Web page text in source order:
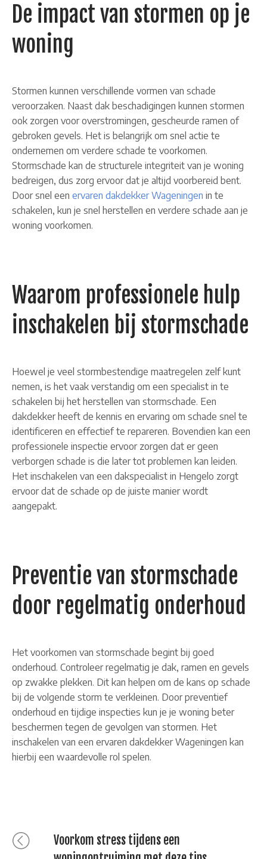
De impact van stormen op je
woning
Stormen kunnen verschillende vormen van schade
veroorzaken. Naast dak beschadigingen kunnen stormen
ook zorgen voor overstromingen, gescheurde ramen of
gebroken gevels. Het is belangrijk om snel actie te
ondernemen om verdere schade te voorkomen.
Stormschade kan de structurele integriteit van je woning
bedreigen, dus zorg ervoor dat je altijd voorbereid bent.
Door snel een ervaren dakdekker Wageningen in te
schakelen, kun je snel herstellen en verdere schade aan je
woning voorkomen.
Waarom professionele hulp
inschakelen bij stormschade
Hoewel je veel stormbestendige maatregelen zelf kunt
nemen, is het vaak verstandig om een specialist in te
schakelen bij het herstellen van stormschade. Een
dakdekker heeft de kennis en ervaring om schade snel te
identificeren en effectief te repareren. Bovendien kan een
professionele inspectie ervoor zorgen dat er geen
verborgen schade is die later tot problemen kan leiden.
Het inschakelen van een dakspecialist in Hengelo zorgt
ervoor dat de schade op de juiste manier wordt
aangepakt.
Preventie van stormschade
door regelmatig onderhoud
Het voorkomen van stormschade begint bij goed
onderhoud. Controleer regelmatig je dak, ramen en gevels
op zwakke plekken. Dit kan helpen om de kans op schade
bij de volgende storm te verkleinen. Door preventief
onderhoud en tijdige inspecties kun je je woning beter
beschermen tegen de gevolgen van stormen. Het
inschakelen van een ervaren dakdekker Wageningen kan
hierbij een waardevolle rol spelen.
Bericht
Previous
Voorkom stress tijdens een